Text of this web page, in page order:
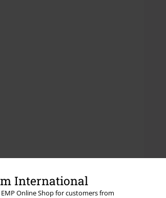
International
Online Shop for customers from